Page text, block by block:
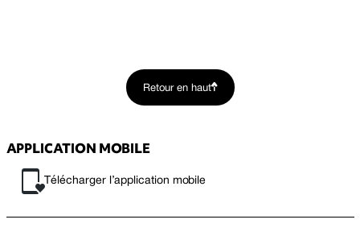
Retour en haut
APPLICATION MOBILE
Télécharger l’application mobile